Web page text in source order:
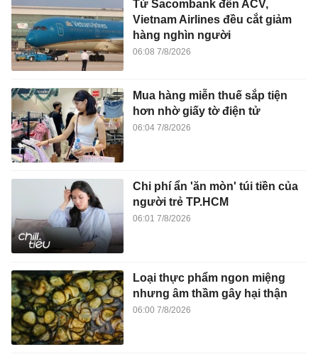
Từ Sacombank đến ACV,
Vietnam Airlines đều cắt giảm
hàng nghìn người
06:08 7/8/2026
Mua hàng miễn thuế sắp tiện
hơn nhờ giấy tờ điện tử
06:04 7/8/2026
Chi phí ẩn 'ăn mòn' túi tiền của
người trẻ TP.HCM
06:01 7/8/2026
Loại thực phẩm ngon miệng
nhưng âm thầm gây hại thận
06:00 7/8/2026